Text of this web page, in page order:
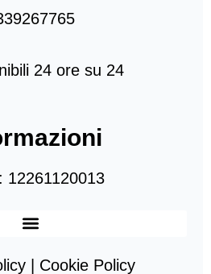
24 ore su 24
12261120013
| Cookie Policy